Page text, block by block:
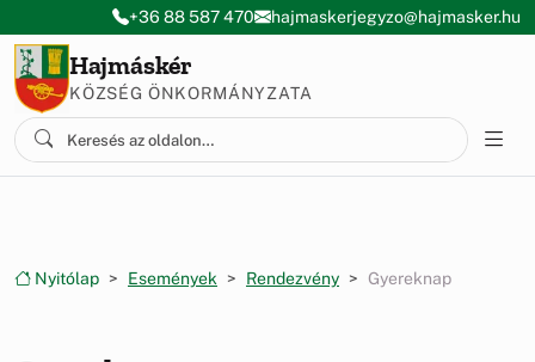
Ugrás a menüre
Ugrás a tartalomra
+36 88 587 470 hajmaskerjegyzo@hajmasker.hu
Hajmáskér
KÖZSÉG ÖNKORMÁNYZATA
Nyitólap Események Rendezvény Gyereknap